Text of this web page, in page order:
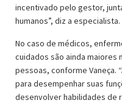
incentivado pelo gestor,
humanos”, diz a especialista.
No caso de médicos,
cuidados são ainda
pessoas, conforme Vaneça.
para desempenhar suas
desenvolver habilidades de